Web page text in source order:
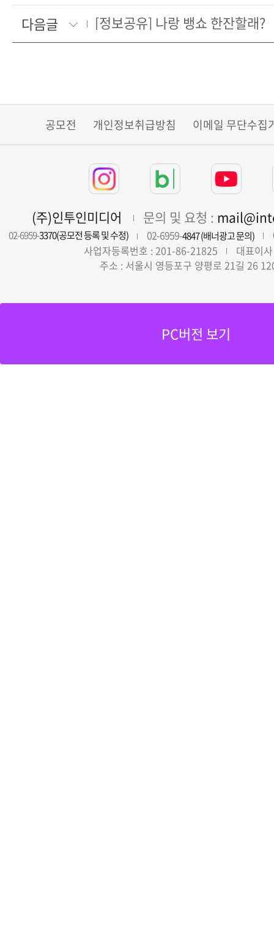
다음글
[정보공유] 나랑 뱅쇼 한잔할래?
공모전 개인정보취급방침 이메일 무단수집
(주)인투인미디어 문의 및 요청 :
02-6959-3370(공모전 등록 및 수정) 02-6959-4847 (배너광고 문의)
사업자등록번호 : 201-86-21825
대표이
주소 : 서울시 영등포구 양평로 21길 26
PC버전 보기